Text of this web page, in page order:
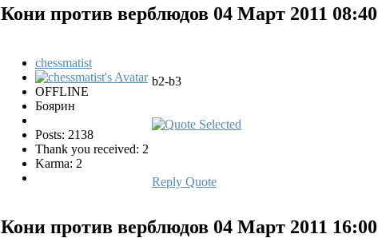
Кони против верблюдов 04 Март 2011 08:40
chessmatist
OFFLINE
Боярин
Posts: 2138
Thank you received: 2
Karma: 2
b2-b3
Reply Quote
Кони против верблюдов 04 Март 2011 16:00